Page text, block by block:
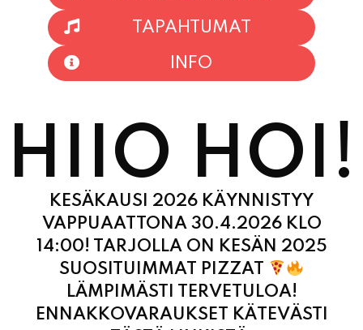
INFO
HIIO HOI!
KESÄKAUSI 2026 KÄYNNISTYY
VAPPUAATTONA 30.4.2026 KLO
14:00! TARJOLLA ON KESÄN 2025
SUOSITUIMMAT PIZZAT
LÄMPIMÄSTI TERVETULOA!
ENNAKKOVARAUKSET KÄTEVÄSTI
TÄSTÄ LINKISTÄ.